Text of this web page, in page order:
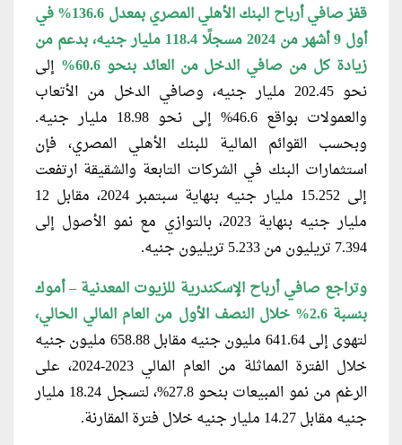
قفز صافي أرباح البنك الأهلي المصري
بمعدل 136.6% في
أول 9 أشهر من 2024 مسجلًا 118.4 مليار جنيه، بدعم من
زيادة كل من صافي الدخل من العائد بنحو 60.6%
إلى
نحو 202.45 مليار جنيه، وصافي الدخل من الأتعاب
والعمولات بواقع 46.6% إلى نحو 18.98 مليار جنيه.
وبحسب القوائم المالية للبنك الأهلي المصري، فإن
استثمارات البنك في الشركات التابعة والشقيقة ارتفعت
إلى 15.252 مليار جنيه بنهاية سبتمبر 2024، مقابل 12
مليار جنيه بنهاية 2023، بالتوازي مع نمو الأصول إلى
7.394 تريليون من 5.233 تريليون جنيه.
وتراجع صافي أرباح الإسكندرية للزيوت المعدنية – أموك
بنسبة 2.6% خلال النصف الأول من العام المالي الحالي،
لتهوى إلى 641.64 مليون جنيه مقابل 658.88 مليون جنيه
خلال الفترة المماثلة من العام المالي 2023-2024، على
الرغم من نمو المبيعات بنحو 27.8%، لتسجل 18.24 مليار
جنيه مقابل 14.27 مليار جنيه خلال فترة المقارنة.